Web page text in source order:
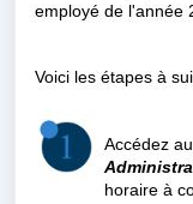
employé de l'année
Voici les étapes à
Accédez
horaire à